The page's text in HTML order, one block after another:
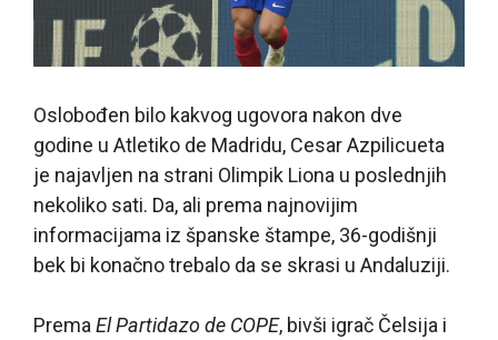
Oslobođen bilo kakvog ugovora nakon dve
godine u Atletiko de Madridu, Cesar Azpilicueta
je najavljen na strani Olimpik Liona u poslednjih
nekoliko sati. Da, ali prema najnovijim
informacijama iz španske štampe, 36-godišnji
bek bi konačno trebalo da se skrasi u Andaluziji.
Prema El Partidazo de COPE, bivši igrač Čelsija i